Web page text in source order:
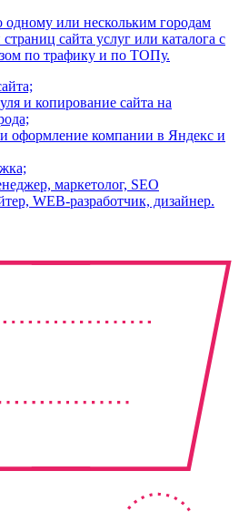
или нескольким городам
сайта услуг или каталога с
по трафику и по ТОПу.
и копирование сайта на
оформление компании в Яндекс и
маркетолог, SEO
WEB-разработчик, дизайнер.